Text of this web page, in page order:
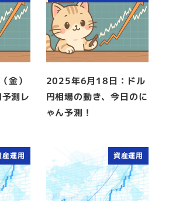
金）
測レ
2025年6月18日：ドル
円相場の動き、今日のに
ゃん予測！
産運用 資産運用